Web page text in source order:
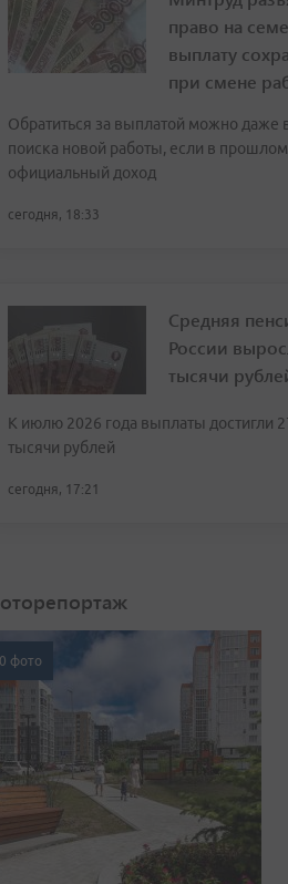
право на
выплату
при смене
Обратиться за выплатой можно даже
поиска новой работы, если в
официальный доход
сегодня, 18:33
Средняя
России
тысячи
К июлю 2026 года выплаты достигли
тысячи рублей
сегодня, 17:21
фото